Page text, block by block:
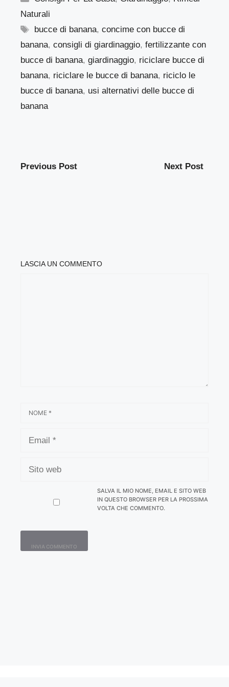
Naturali
Tag
bucce di banana,concime con bucce di
banana, consigli di giardinaggio, fertilizzante con
bucce di banana, giardinaggio, riciclare bucce di
banana, riciclare le bucce di banana, riciclo le
bucce di banana, usi alternativi delle bucce di
banana
Previous Post Next Post
LASCIA UN COMMENTO
WEB
SALVA IL MIO NOME, EMAIL E SITO WEB
IN QUESTO BROWSER PER LA PROSSIMA
VOLTA CHE COMMENTO.